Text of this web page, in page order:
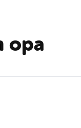
opa